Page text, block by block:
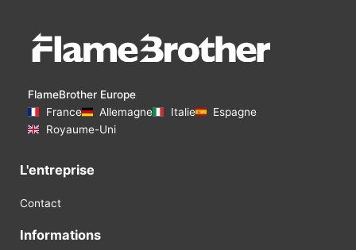
FlameBrother Europe
France
Allemagne Italie
Espagne
Royaume-Uni
L'entreprise
Contact
Informations